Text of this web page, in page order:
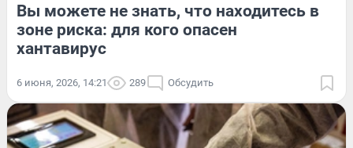
Вы можете не знать, что находитесь в
зоне риска: для кого опасен
хантавирус
6 июня, 2026, 14:21 289 Обсудить